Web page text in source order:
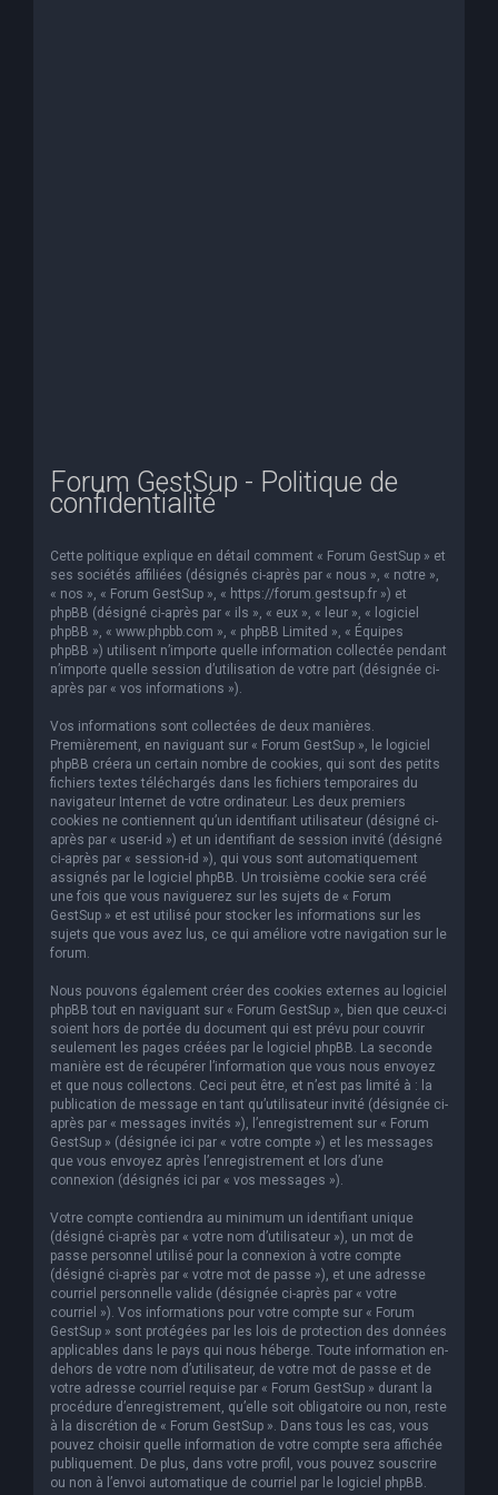
Forum GestSup - Politique de
confidentialité
Cette politique explique en détail comment « Forum GestSup » et
ses sociétés affiliées (désignés ci-après par « nous », « notre »,
« nos », « Forum GestSup », « https://forum.gestsup.fr ») et
phpBB (désigné ci-après par « ils », « eux », « leur », « logiciel
phpBB », « www.phpbb.com », « phpBB Limited », « Équipes
phpBB ») utilisent n’importe quelle information collectée pendant
n’importe quelle session d’utilisation de votre part (désignée ci-
après par « vos informations »).
Vos informations sont collectées de deux manières.
Premièrement, en naviguant sur « Forum GestSup », le logiciel
phpBB créera un certain nombre de cookies, qui sont des petits
fichiers textes téléchargés dans les fichiers temporaires du
navigateur Internet de votre ordinateur. Les deux premiers
cookies ne contiennent qu’un identifiant utilisateur (désigné ci-
après par « user-id ») et un identifiant de session invité (désigné
ci-après par « session-id »), qui vous sont automatiquement
assignés par le logiciel phpBB. Un troisième cookie sera créé
une fois que vous naviguerez sur les sujets de « Forum
GestSup » et est utilisé pour stocker les informations sur les
sujets que vous avez lus, ce qui améliore votre navigation sur le
forum.
Nous pouvons également créer des cookies externes au logiciel
phpBB tout en naviguant sur « Forum GestSup », bien que ceux-ci
soient hors de portée du document qui est prévu pour couvrir
seulement les pages créées par le logiciel phpBB. La seconde
manière est de récupérer l’information que vous nous envoyez
et que nous collectons. Ceci peut être, et n’est pas limité à : la
publication de message en tant qu’utilisateur invité (désignée ci-
après par « messages invités »), l’enregistrement sur « Forum
GestSup » (désignée ici par « votre compte ») et les messages
que vous envoyez après l’enregistrement et lors d’une
connexion (désignés ici par « vos messages »).
Votre compte contiendra au minimum un identifiant unique
(désigné ci-après par « votre nom d’utilisateur »), un mot de
passe personnel utilisé pour la connexion à votre compte
(désigné ci-après par « votre mot de passe »), et une adresse
courriel personnelle valide (désignée ci-après par « votre
courriel »). Vos informations pour votre compte sur « Forum
GestSup » sont protégées par les lois de protection des données
applicables dans le pays qui nous héberge. Toute information en-
dehors de votre nom d’utilisateur, de votre mot de passe et de
votre adresse courriel requise par « Forum GestSup » durant la
procédure d’enregistrement, qu’elle soit obligatoire ou non, reste
à la discrétion de « Forum GestSup ». Dans tous les cas, vous
pouvez choisir quelle information de votre compte sera affichée
publiquement. De plus, dans votre profil, vous pouvez souscrire
ou non à l’envoi automatique de courriel par le logiciel phpBB.